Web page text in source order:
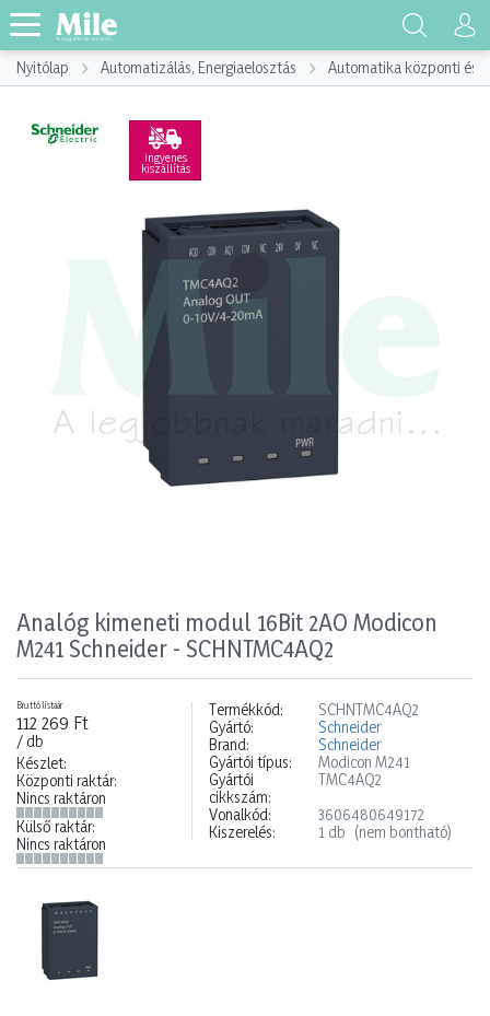
Nyitólap Automatizálás, Energiaelosztás Automatika központi és
ingyenes
kiszállítás
Analóg kimeneti modul 16Bit 2AO Modicon
M241 Schneider - SCHNTMC4AQ2
Bruttó listaár
112 269 Ft
/ db
Készlet:
Központi raktár:
Nincs raktáron
Külső raktár:
Nincs raktáron
Termékkód:
SCHNTMC4AQ2
Gyártó:
Schneider
Brand:
Schneider
Gyártói típus:
Modicon M241
Gyártói
cikkszám:
TMC4AQ2
Vonalkód:
3606480649172
Kiszerelés:
1 db (nem bontható)